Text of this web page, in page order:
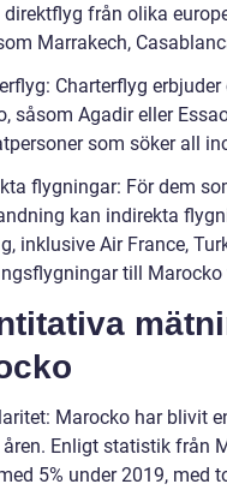
direktflyg från olika
Marrakech,
Charterflyg
såsom Agadir eller
som söker all
flygningar: För dem
kan indirekta
inklusive Air France,
till Marocko
Marocko har blivit
åren. Enligt statistik från
5% under 2019, med